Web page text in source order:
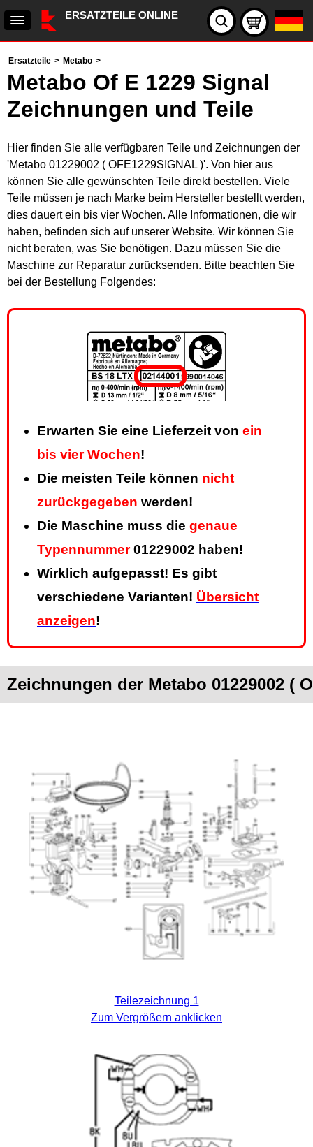
ERSATZTEILE ONLINE
Ersatzteile > Metabo >
Metabo Of E 1229 Signal
Zeichnungen und Teile
Hier finden Sie alle verfügbaren Teile und Zeichnungen der
'Metabo 01229002 ( OFE1229SIGNAL )'. Von hier aus
können Sie alle gewünschten Teile direkt bestellen. Viele
Teile müssen je nach Marke beim Hersteller bestellt werden,
dies dauert ein bis vier Wochen. Alle Informationen, die wir
haben, befinden sich auf unserer Website. Wir können Sie
nicht beraten, was Sie benötigen. Dazu müssen Sie die
Maschine zur Reparatur zurücksenden. Bitte beachten Sie
bei der Bestellung Folgendes:
Erwarten Sie eine Lieferzeit von ein
bis vier Wochen!
Die meisten Teile können nicht
zurückgegeben werden!
Die Maschine muss die genaue
Typennummer01229002 haben!
Wirklich aufgepasst! Es gibt
verschiedene Varianten! Übersicht
anzeigen!
Zeichnungen der Metabo 01229002 (
Teilezeichnung 1
Zum Vergrößern anklicken